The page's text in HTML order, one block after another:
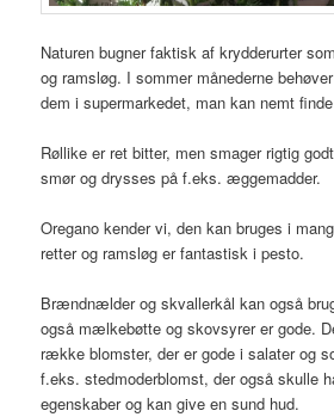
Naturen bugner faktisk af krydderurter
og ramsløg. I sommer månederne
dem i supermarkedet, man kan nemt
Røllike er ret bitter, men smager rigtig
smør og drysses på f.eks. æggemadder.
Oregano kender vi, den kan bruges i
retter og ramsløg er fantastisk i pesto.
Brændnælder og skvallerkål kan også
også mælkebøtte og skovsyrer er gode.
række blomster, der er gode i salater og
f.eks. stedmoderblomst, der også skulle
egenskaber og kan give en sund hud.